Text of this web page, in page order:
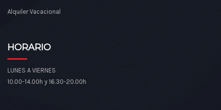
Alquiler Vacacional
HORARIO
LUNES A VIERNES
10.00-14.00h y 16.30-20.00h